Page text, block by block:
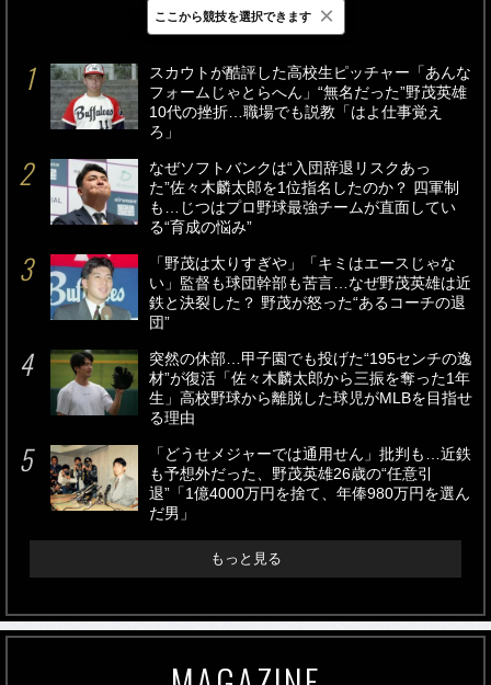
最新 24時間 週間
スカウトが酷評した高校生ピッチャー「あんな
フォームじゃとらへん」“無名だった”野茂英雄
10代の挫折…職場でも説教「はよ仕事覚え
ろ」
なぜソフトバンクは“入団辞退リスクあっ
た”佐々木麟太郎を1位指名したのか？ 四軍制
も…じつはプロ野球最強チームが直面してい
る“育成の悩み”
「野茂は太りすぎや」「キミはエースじゃな
い」監督も球団幹部も苦言…なぜ野茂英雄は近
鉄と決裂した？ 野茂が怒った“あるコーチの退
団”
突然の休部…甲子園でも投げた“195センチの逸
材”が復活「佐々木麟太郎から三振を奪った1年
生」高校野球から離脱した球児がMLBを目指せ
る理由
「どうせメジャーでは通用せん」批判も…近鉄
も予想外だった、野茂英雄26歳の“任意引
退”「1億4000万円を捨て、年俸980万円を選ん
だ男」
もっと見る
ここから競技を選択できます ×